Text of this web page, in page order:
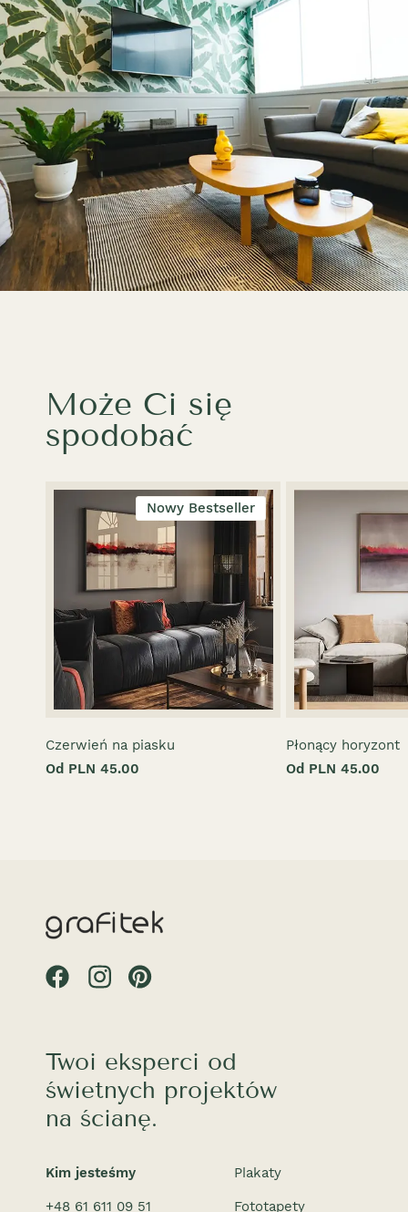
Może Ci się
spodobać
Nowy Bestseller
Czerwień na piasku
Od PLN 45.00
Płonący horyzont
Od PLN 45.00
Twoi eksperci od
świetnych projektów
na ścianę.
Kim jesteśmy
+48 61 611 09 51
Plakaty
Fototapety